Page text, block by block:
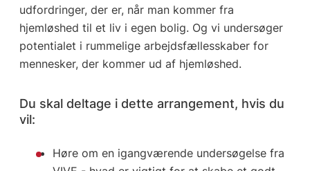
udfordringer, der er, når man kommer fra
hjemløshed til et liv i egen bolig. Og vi undersøger
potentialet i rummelige arbejdsfællesskaber for
mennesker, der kommer ud af hjemløshed.
Du skal deltage i dette arrangement, hvis du
vil:
Høre om en igangværende undersøgelse fra